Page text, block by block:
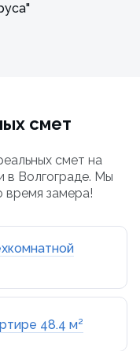
смет
смет на
в Волгограде. Мы
время замера!
48.4 м²